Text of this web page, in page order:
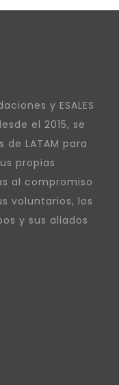
y ESALES
el 2015, se
LATAM para
propias
al compromiso
voluntarios, los
y sus aliados